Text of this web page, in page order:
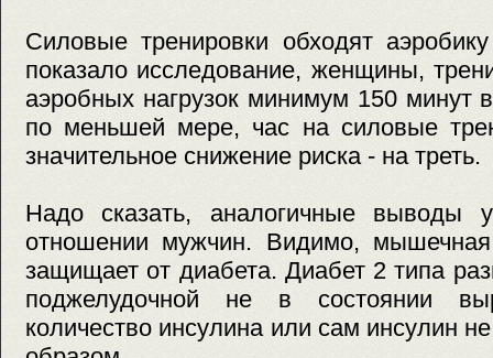
Силовые тренировки обходят
показало исследование, женщины,
аэробных нагрузок минимум 150 минут
по меньшей мере, час на силовые
значительное снижение риска - на треть.
Надо сказать, аналогичные
отношении мужчин. Видимо,
защищает от диабета. Диабет 2 типа
поджелудочной не в состоянии
количество инсулина или сам инсулин